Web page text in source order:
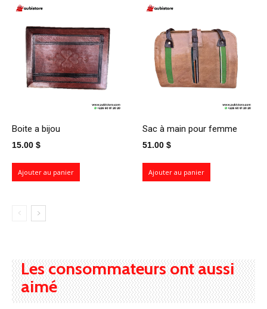
Boite a bijou
15.00 $
Ajouter au panier
Sac à main pour femme
51.00 $
Ajouter au panier
Les consommateurs ont aussi
aimé